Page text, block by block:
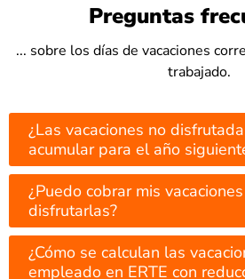
Preguntas
... sobre los días de vacaciones
trabajado.
¿Las vacaciones no
acumular para el año
¿Puedo cobrar mis
disfrutarlas?
¿Cómo se calculan las
empleado en ERTE con